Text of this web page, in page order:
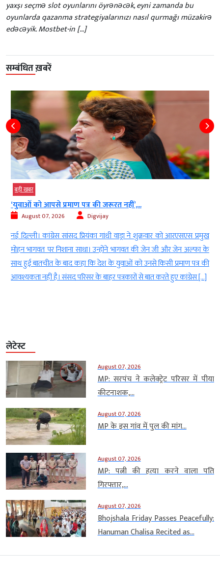
yaxşı seçmə slot oyunlarını öyrənəcək, eyni zamanda bu
oyunlarda qazanma strategiyalarınızı nasıl qurmağı müzakirə
edəcəyik. Mostbet-in […]
सम्बंधित ख़बरें
बड़ी खबर
40 साल पुराने बोफोर्स घोटाले की फाइल बंद,...
August 07, 2026 Digvijay
नई दिल्ली। सुप्रीम कोर्ट ने हिंदुजा ब्रदर्स को बरी करने वाले दिल्ली हाईकोर्ट के
2005 के फैसले के खिलाफ दायर अंतिम अपील को भी खारिज कर दिया है।
इसके साथ ही भारत के सबसे चर्चित और लंबे समय तक चलने वाले भ्रष्टाचार के
मामलों में से एक बोफोर्स कांड का कानूनी अध्याय हमेशा के लिए […]
लेटेस्ट
August 07, 2026
MP: सरपंच ने कलेक्ट्रेट परिसर में पीया
कीटनाशक,...
August 07, 2026
MP के इस गांव में पुल की मांग...
August 07, 2026
MP: पत्नी की हत्या करने वाला पति
गिरफ्तार,...
August 07, 2026
Bhojshala Friday Passes Peacefully:
Hanuman Chalisa Recited as...